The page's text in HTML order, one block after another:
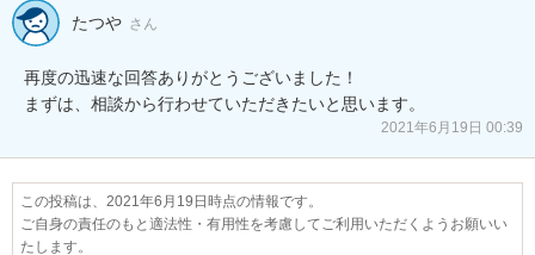
たつや さん
再度の迅速な回答ありがとうございました！
まずは、相談から行わせていただきたいと思います。
2021年6月19日 00:39
この投稿は、2021年6月19日時点の情報です。
ご自身の責任のもと適法性・有用性を考慮してご利用いただくようお願いい
たします。